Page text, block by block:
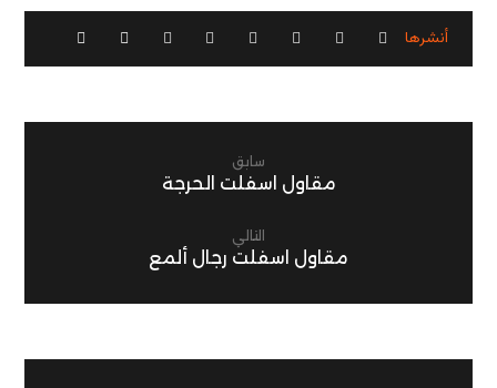
سابق
مقاول اسفلت الحرجة
التالي
مقاول اسفلت رجال ألمع